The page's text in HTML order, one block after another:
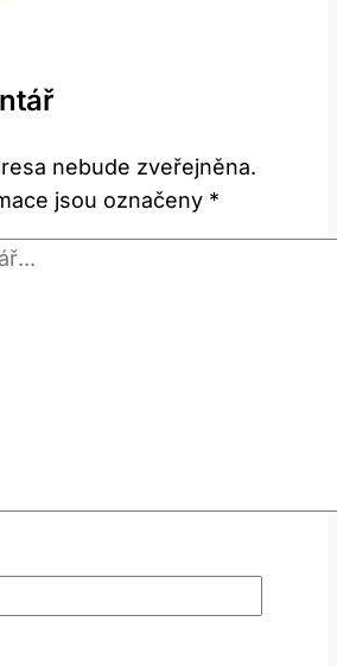
ho
v
češtině?
nebude zveřejněna.
jsou označeny *